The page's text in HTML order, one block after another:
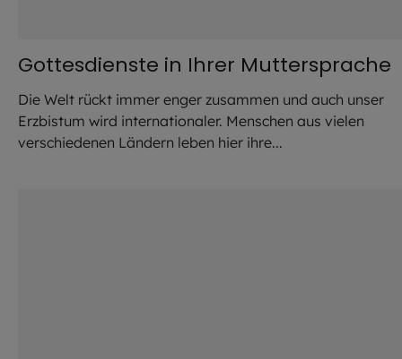
Gottesdienste in Ihrer Muttersprache
Die Welt rückt immer enger zusammen und auch unser
Erzbistum wird internationaler. Menschen aus vielen
verschiedenen Ländern leben hier ihre...